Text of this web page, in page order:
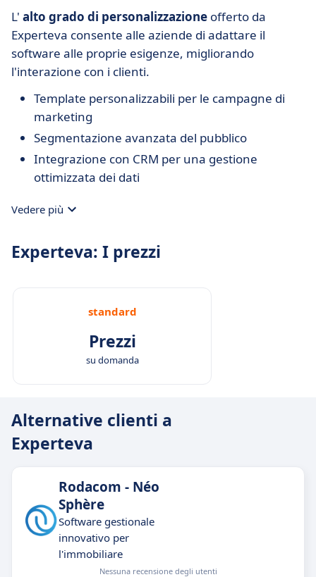
L' alto grado di personalizzazione offerto da
Experteva consente alle aziende di adattare il
software alle proprie esigenze, migliorando
l'interazione con i clienti.
Template personalizzabili per le campagne di
marketing
Segmentazione avanzata del pubblico
Integrazione con CRM per una gestione
ottimizzata dei dati
Vedere più
Experteva: I prezzi
standard
Prezzi
su domanda
Alternative clienti a
Experteva
Rodacom - Néo
Sphère
Software gestionale
innovativo per
l'immobiliare
Nessuna recensione degli utenti